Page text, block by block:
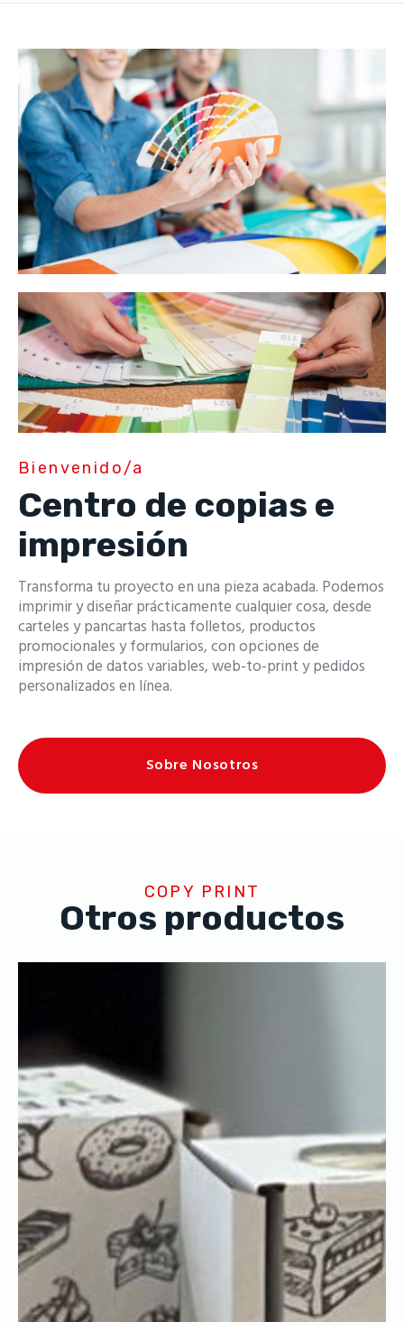
Bienvenido/a
Centro de copias e
impresión
Transforma tu proyecto en una pieza acabada. Podemos
imprimir y diseñar prácticamente cualquier cosa, desde
carteles y pancartas hasta folletos, productos
promocionales y formularios, con opciones de
impresión de datos variables, web-to-print y pedidos
personalizados en línea.
Sobre Nosotros
COPY PRINT
Otros productos